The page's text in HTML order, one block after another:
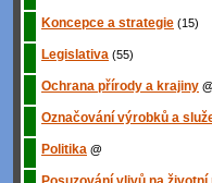
Koncepce a strategie (15)
Legislativa (55)
Ochrana přírody a krajiny @
Označování výrobků a
Politika @